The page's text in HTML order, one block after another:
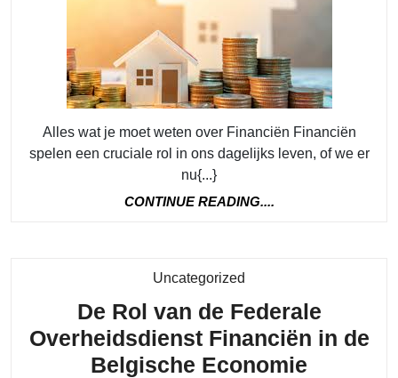
Alles wat je moet weten over Financiën Financiën
spelen een cruciale rol in ons dagelijks leven, of we er
nu{...}
CONTINUE READING....
Uncategorized
De Rol van de Federale
Overheidsdienst Financiën in de
Belgische Economie